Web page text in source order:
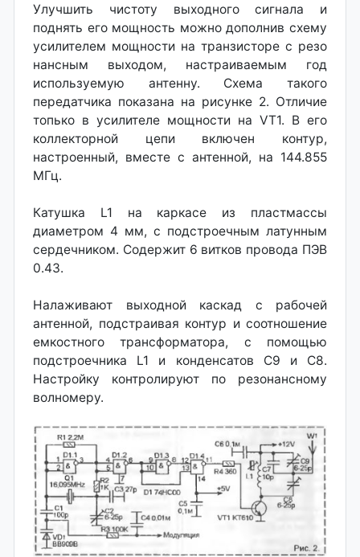
Улучшить чистоту выходного сигнала и
поднять его мощность можно дополнив схему
усилителем мощности на транзисторе с резо
нансным выходом, настраиваемым год
используемую антенну. Схема такого
передатчика показана на рисунке 2. Отличие
топько в усилителе мощности на VT1. В его
коллекторной цепи включен контур,
настроенный, вместе с антенной, на 144.855
МГц.
Катушка L1 на каркасе из пластмассы
диаметром 4 мм, с подстроечным латунным
сердечником. Содержит 6 витков провода ПЭВ
0.43.
Налаживают выходной каскад с рабочей
антенной, подстраивая контур и соотношение
емкостного трансформатора, с помощью
подстроечника L1 и конденсатов С9 и С8.
Настройку контролируют по резонансному
волномеру.